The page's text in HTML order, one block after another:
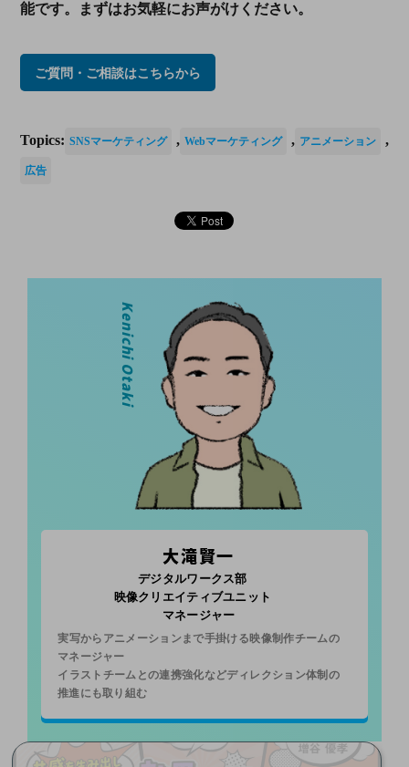
能です。まずはお気軽にお声がけください。
ご質問・ご相談はこちらから
Topics: SNSマーケティング , Webマーケティング , アニメーション ,
広告
Kenichi Otaki
大滝賢一
デジタルワークス部
映像クリエイティブユニット
マネージャー
実写からアニメーションまで手掛ける映像制作チームの
マネージャー
イラストチームとの連携強化などディレクション体制の
推進にも取り組む